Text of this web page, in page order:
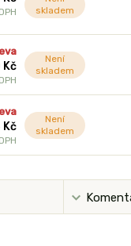
skladem
Kč
Není
skladem
Kč
Není
skladem